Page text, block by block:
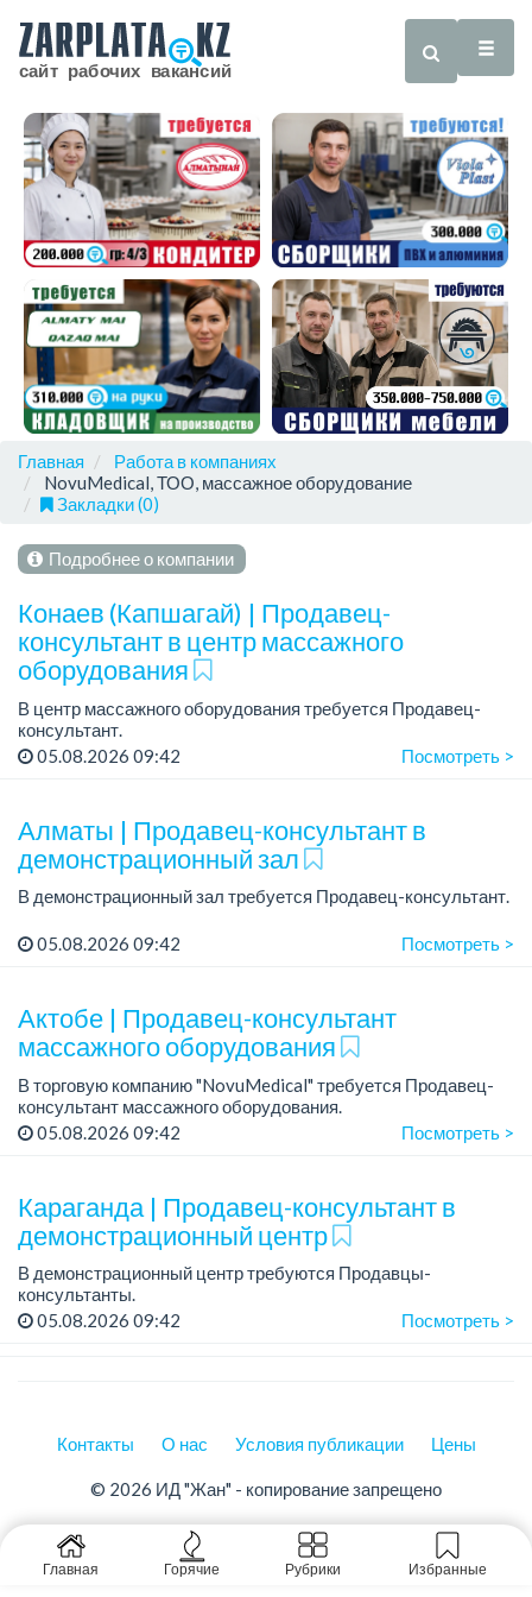
Главная
Работа в компаниях
NovuMedical, ТОО, массажное оборудование
Закладки (0)
Подробнее о компании
Конаев (Капшагай) | Продавец-
консультант в центр массажного
оборудования
В центр массажного оборудования требуется Продавец-
консультант.
Зарплата: от 180 000 до 300 000 тенге в месяц.
Требования: активность, целеустремленность, позитив,
05.08.2026 09:42 Посмотреть >
Алматы | Продавец-консультант в
демонстрационный зал
В демонстрационный зал требуется Продавец-консультант.
График работы: 5/2, нормированный, с 08.30 до 18.00.
05.08.2026 09:42 Посмотреть >
Актобе | Продавец-консультант
массажного оборудования
В торговую компанию "NovuMedical" требуется Продавец-
консультант массажного оборудования.
График работы: нормированный, 5/2 с 08.30 до 18.00.
05.08.2026 09:42 Посмотреть >
Караганда | Продавец-консультант в
демонстрационный центр
В демонстрационный центр требуются Продавцы-
консультанты.
05.08.2026 09:42 Посмотреть >
Контакты О нас Условия публикации Цены
© 2026 ИД "Жан" - копирование запрещено
Главная Горячие Рубрики Избранные